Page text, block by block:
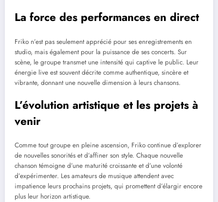
La force des performances en direct
Friko n’est pas seulement apprécié pour ses enregistrements en
studio, mais également pour la puissance de ses concerts. Sur
scène, le groupe transmet une intensité qui captive le public. Leur
énergie live est souvent décrite comme authentique, sincère et
vibrante, donnant une nouvelle dimension à leurs chansons.
L’évolution artistique et les projets à
venir
Comme tout groupe en pleine ascension, Friko continue d’explorer
de nouvelles sonorités et d’affiner son style. Chaque nouvelle
chanson témoigne d’une maturité croissante et d’une volonté
d’expérimenter. Les amateurs de musique attendent avec
impatience leurs prochains projets, qui promettent d’élargir encore
plus leur horizon artistique.